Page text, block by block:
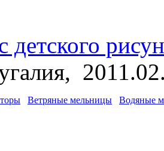
детского
Ветряные мельницы Водяные